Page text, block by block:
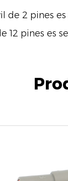
de 2 pines
12 pines es